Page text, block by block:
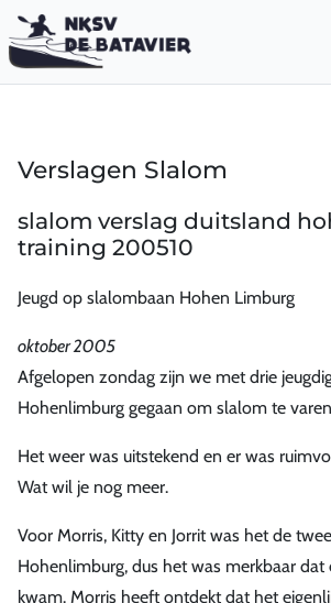
Verslagen Slalom
slalom verslag duitsland
training 200510
Jeugd op slalombaan Hohen Limburg
oktober 2005
Afgelopen zondag zijn we met drie
Hohenlimburg gegaan om slalom te
Het weer was uitstekend en er was
Wat wil je nog meer.
Voor Morris, Kitty en Jorrit was het de
Hohenlimburg, dus het was merkbaar
kwam. Morris heeft ontdekt dat het